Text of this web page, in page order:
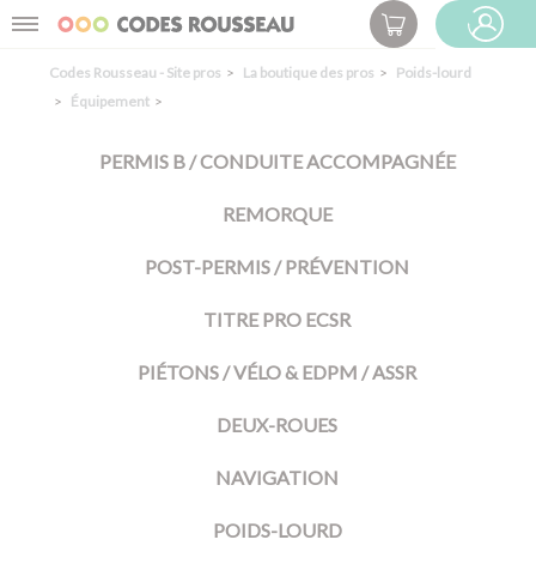
Menu
ESPACE PRO
Codes Rousseau - Site pros La boutique des pros
Poids-lourd
Équipement
PERMIS B / CONDUITE ACCOMPAGNÉE
REMORQUE
POST-PERMIS / PRÉVENTION
TITRE PRO ECSR
PIÉTONS / VÉLO & EDPM / ASSR
DEUX-ROUES
NAVIGATION
POIDS-LOURD
Panneau de gestion des cookies